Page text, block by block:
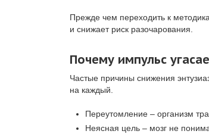
Прежде чем переходить к
и снижает риск разочарования.
Почему импульс
Частые причины снижения
на каждый.
Переутомление – организм
Неясная цель – мозг не